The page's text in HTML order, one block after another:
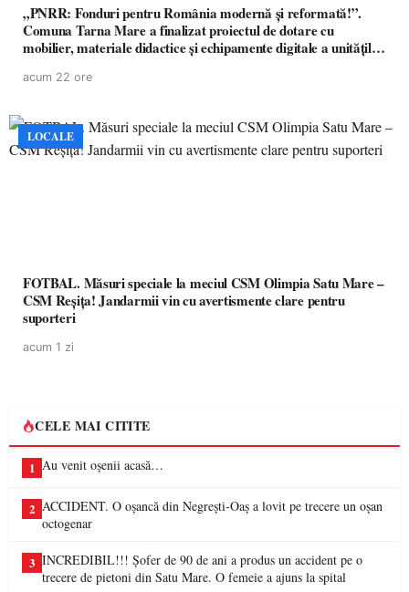
„PNRR: Fonduri pentru România modernă și reformată!”.
Comuna Tarna Mare a finalizat proiectul de dotare cu
mobilier, materiale didactice și echipamente digitale a unităților
acum 22 ore
LOCALE
FOTBAL. Măsuri speciale la meciul CSM Olimpia Satu Mare –
CSM Reșița! Jandarmii vin cu avertismente clare pentru
suporteri
acum 1 zi
CELE MAI CITITE
1 Au venit oșenii acasă…
2 ACCIDENT. O oșancă din Negrești-Oaș a lovit pe trecere un oșan
octogenar
3 INCREDIBIL!!! Șofer de 90 de ani a produs un accident pe o
trecere de pietoni din Satu Mare. O femeie a ajuns la spital